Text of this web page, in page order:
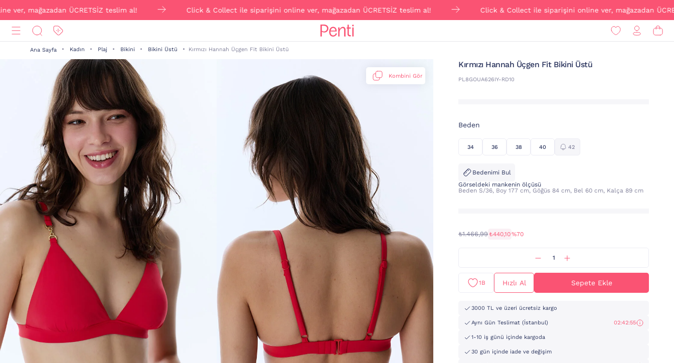
ÜCRETSİZ teslim al! Click & Collect ile siparişini online ver, mağazadan ÜCRETSİZ teslim al! Click & Collect ile siparişini online ver, mağazadan ÜCRETSİZ
Ana Sayfa Kadın Plaj Bikini Bikini Üstü Kırmızı Hannah Üçgen Fit Bikini Üstü
Kombini Gör
Kırmızı Hannah Üçgen Fit Bikini Üstü
PL8GOUA626IY-RD10
Beden
34 36 38 40 42
Bedenimi Bul
Görseldeki mankenin ölçüsü
Beden S/36, Boy 177 cm, Göğüs 84 cm, Bel 60 cm, Kalça 89 cm
₺1.466,99 ₺440,10%70
1B Hızlı Al Sepete Ekle
3000 TL ve üzeri ücretsiz kargo
Aynı Gün Teslimat (İstanbul) 02:42:53
1-10 iş günü içinde kargoda
30 gün içinde iade ve değişim